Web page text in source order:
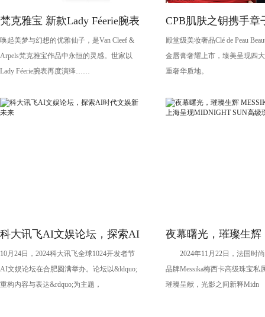
梵克雅宝 新款Lady Féerie腕表
唤起美梦与幻想的优雅仙子，是Van Cleef &
Arpels梵克雅宝作品中永恒的灵感。世家以
Lady Féerie腕表再度演绎……
CPB肌肤之钥携手章
演绎琉金唇膏大片
殿堂级美妆奢品Clé de Peau
金唇膏奢耀上市，臻美呈现四
重奢华质地。
科大讯飞AI文娱论坛，探索AI
时代文娱新未来
10月24日，2024科大讯飞全球1024开发者节
AI文娱论坛在合肥圆满举办。论坛以&ldquo;
重构内容与表达&rdquo;为主题，
夜幕曙光，璀璨生辉
MESSIKA梅西卡于
MIDNIGHT SUN高
2024年11月22日，法国时尚
品牌Messika梅西卡高级珠宝私
璀璨呈献，光影之间新释Midn